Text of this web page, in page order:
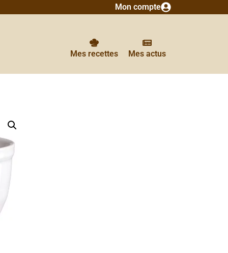
Mon compte
Mes actus
Mes recettes